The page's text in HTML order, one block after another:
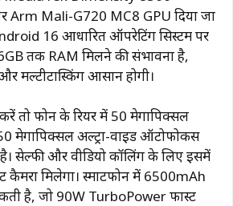
Arm Mali-G720 MC8 GPU दिया जा
16 आधारित ऑपरेटिंग सिस्टम पर
तक RAM मिलने की संभावना है,
मल्टीटास्किंग आसान होगी।
तो फोन के रियर में 50 मेगापिक्सल
मेगापिक्सल अल्ट्रा-वाइड ऑटोफोकस
सेल्फी और वीडियो कॉलिंग के लिए इसमें
कैमरा मिलेगा। स्मार्टफोन में 6500mAh
है, जो 90W TurboPower फास्ट